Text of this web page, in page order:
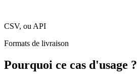
CSV, ou API
Formats de livraison
Pourquoi ce cas d'usage ?